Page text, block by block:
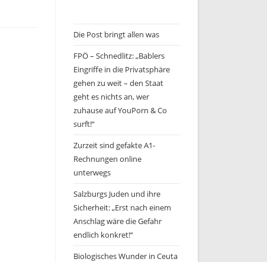
Die Post bringt allen was
FPÖ – Schnedlitz: „Bablers
Eingriffe in die Privatsphäre
gehen zu weit – den Staat
geht es nichts an, wer
zuhause auf YouPorn & Co
surft!“
Zurzeit sind gefakte A1-
Rechnungen online
unterwegs
Salzburgs Juden und ihre
Sicherheit: „Erst nach einem
Anschlag wäre die Gefahr
endlich konkret!“
Biologisches Wunder in Ceuta